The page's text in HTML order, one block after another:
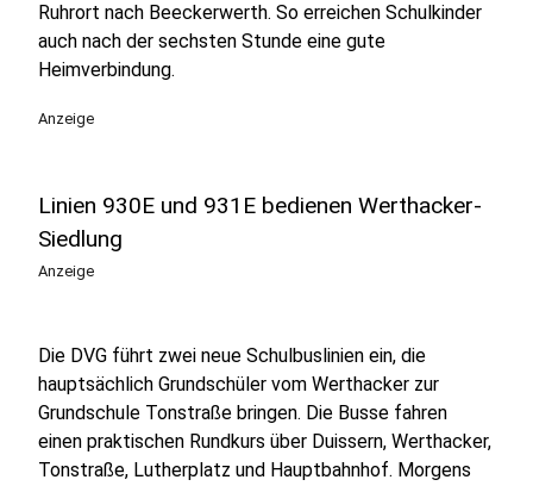
Ruhrort nach Beeckerwerth. So erreichen Schulkinder
auch nach der sechsten Stunde eine gute
Heimverbindung.
Anzeige
Linien 930E und 931E bedienen Werthacker-
Siedlung
Anzeige
Die DVG führt zwei neue Schulbuslinien ein, die
hauptsächlich Grundschüler vom Werthacker zur
Grundschule Tonstraße bringen. Die Busse fahren
einen praktischen Rundkurs über Duissern, Werthacker,
Tonstraße, Lutherplatz und Hauptbahnhof. Morgens